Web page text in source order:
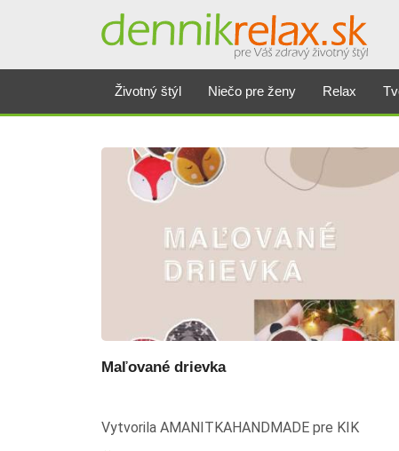
Dennikrelax
Životný štýl Niečo pre ženy Relax
Maľované drievka
Vytvorila AMANITKAHANDMADE pre KIK